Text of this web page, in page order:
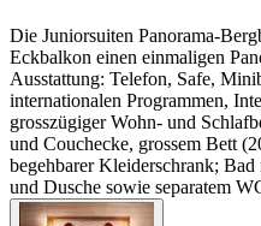
Die Juniorsuiten Panorama-
Eckbalkon einen einmaligen
Ausstattung: Telefon, Safe,
internationalen Programmen,
grosszügiger Wohn- und
und Couchecke, grossem Bett
begehbarer Kleiderschrank;
und Dusche sowie separatem